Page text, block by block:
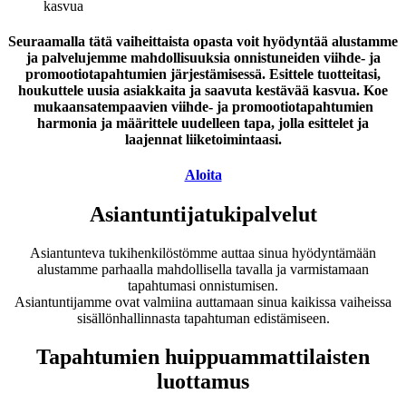
kasvua
Seuraamalla tätä vaiheittaista opasta voit hyödyntää alustamme
ja palvelujemme mahdollisuuksia onnistuneiden viihde- ja
promootiotapahtumien järjestämisessä. Esittele tuotteitasi,
houkuttele uusia asiakkaita ja saavuta kestävää kasvua. Koe
mukaansatempaavien viihde- ja promootiotapahtumien
harmonia ja määrittele uudelleen tapa, jolla esittelet ja
laajennat liiketoimintaasi.
Aloita
Asiantuntijatukipalvelut
Asiantunteva tukihenkilöstömme auttaa sinua hyödyntämään
alustamme parhaalla mahdollisella tavalla ja varmistamaan
tapahtumasi onnistumisen.
Asiantuntijamme ovat valmiina auttamaan sinua kaikissa vaiheissa
sisällönhallinnasta tapahtuman edistämiseen.
Tapahtumien huippuammattilaisten
luottamus